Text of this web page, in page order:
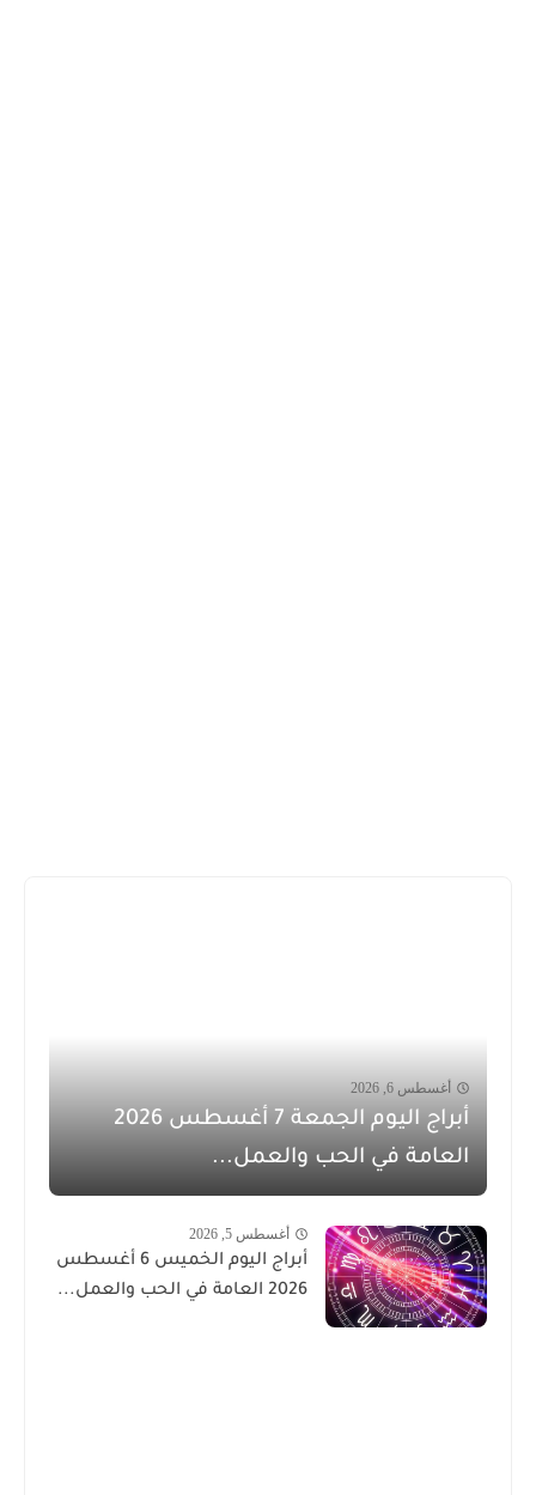
أغسطس 6, 2026
أبراج اليوم الجمعة 7 أغسطس 2026
العامة في الحب والعمل...
أغسطس 5, 2026
أبراج اليوم الخميس 6 أغسطس
2026 العامة في الحب والعمل...